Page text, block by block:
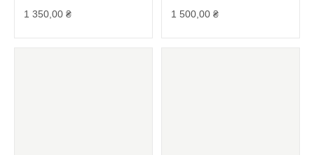
1 350,00 ₴
1 500,00₴